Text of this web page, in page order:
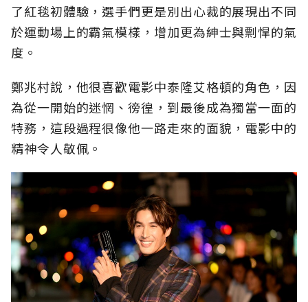
了紅毯初體驗，選手們更是別出心裁的展現出不同
於運動場上的霸氣模樣，增加更為紳士與剽悍的氣
度。
鄭兆村說，他很喜歡電影中泰隆艾格頓的角色，因
為從一開始的迷惘、徬徨，到最後成為獨當一面的
特務，這段過程很像他一路走來的面貌，電影中的
精神令人敬佩。